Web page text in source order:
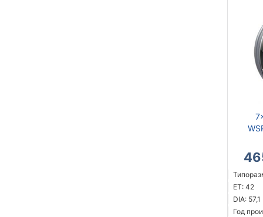
ET: 42
DIA: 57,1
Год